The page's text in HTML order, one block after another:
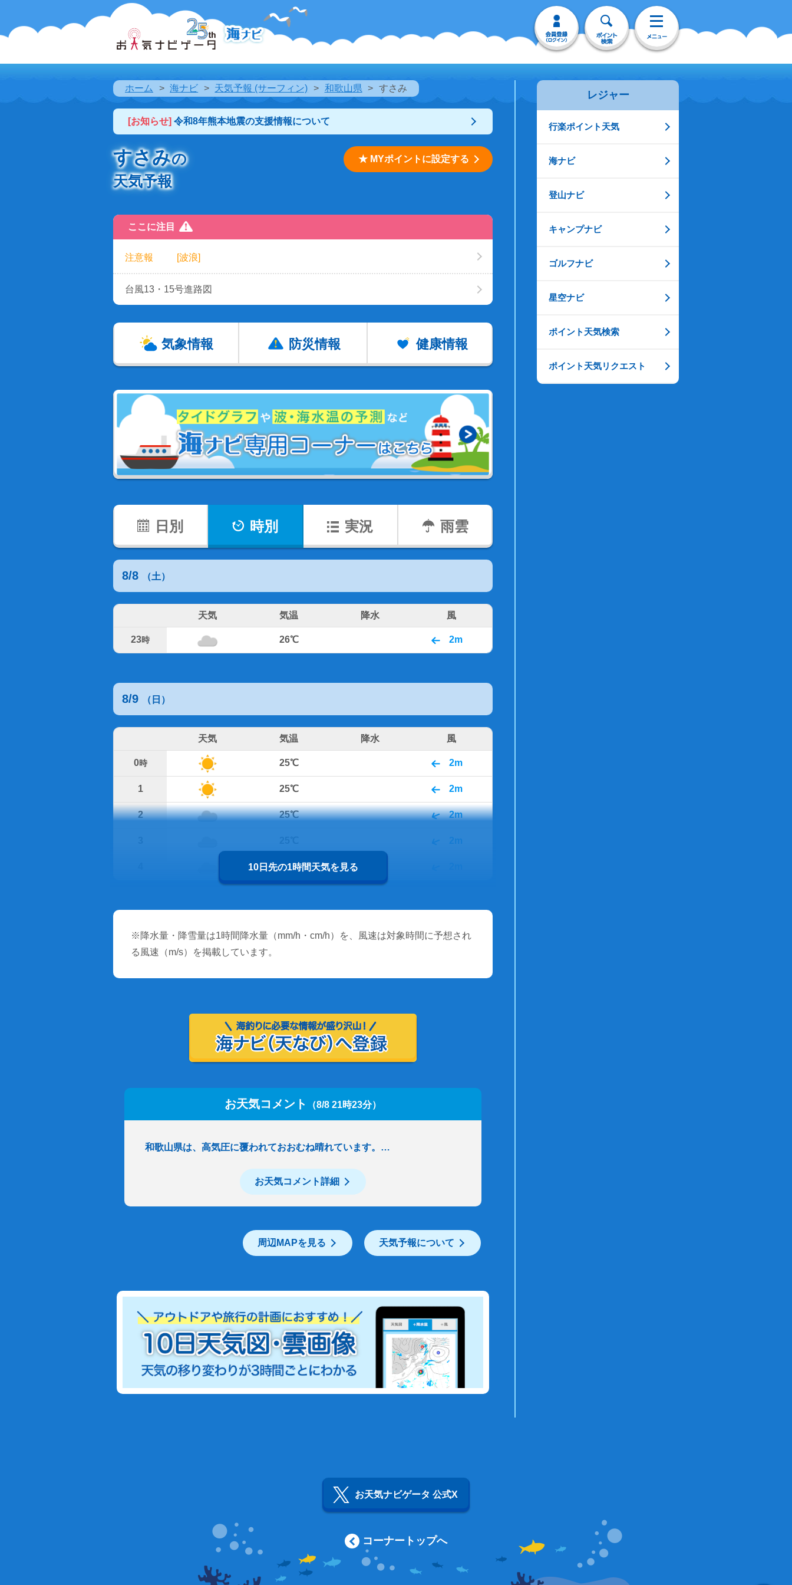
ホーム 海ナビ 天気予報 (サーフィン) 和歌山県 すさみ
[お知らせ] 令和8年熊本地震の支援情報について
すさみの
天気予報
★ MYポイントに設定する
ここに注目
注意報 [波浪]
台風13・15号進路図
気象情報 防災情報 健康情報
日別 時別 実況 雨雲
8/8 （土）
天気 気温 降水 風
23時 26℃ 2m
8/9 （日）
天気 気温 降水 風
0時 25℃ 2m
1 25℃ 2m
2 25℃ 2m
2m
25℃
10日先の1時間天気を見る
※降水量・降雪量は1時間降水量（mm/h・cm/h）を、風速は対象時間に予想され
る風速（m/s）を掲載しています。
お天気コメント （8/8 21時23分）
和歌山県は、高気圧に覆われておおむね晴れています。…
お天気コメント詳細
周辺MAPを見る 天気予報について
レジャー
行楽ポイント天気
海ナビ
登山ナビ
キャンプナビ
ゴルフナビ
星空ナビ
ポイント天気検索
ポイント天気リクエスト
お天気ナビゲータ 公式X
コーナートップへ